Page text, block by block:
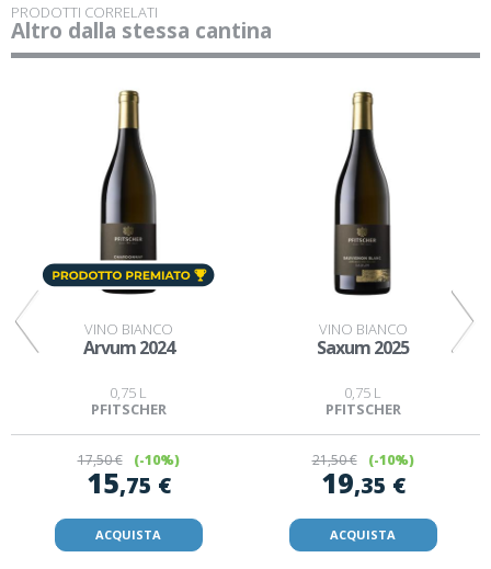
PRODOTTI CORRELATI
Altro dalla stessa cantina
VINO BIANCO
Arvum 2024
0,75 L
PFITSCHER
17,50 € (-10%)
15,75 €
ACQUISTA
VINO BIANCO
Saxum 2025
0,75 L
PFITSCHER
21,50 € (-10%)
19,35 €
ACQUISTA